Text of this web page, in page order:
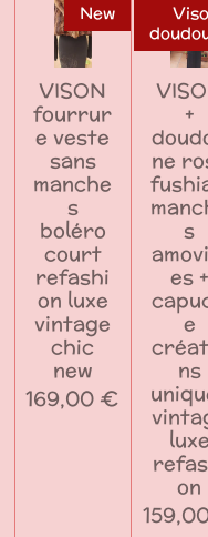
New
VISON
fourrur
e veste
sans
manche
s
boléro
court
refashi
on luxe
vintage
chic
new
169,00 €
+
ne
s
es +
e
ns
luxe
on